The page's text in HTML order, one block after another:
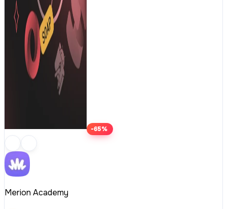
-65%
Merion Academy